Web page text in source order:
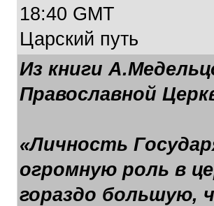
18:40 GMT
Царский путь
Из книги
Православной
«Личность
огромную роль в
гораздо большую,